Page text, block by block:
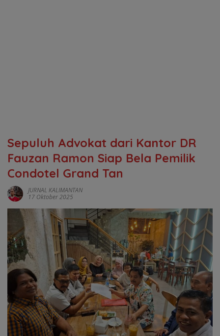
‎Sepuluh Advokat dari Kantor DR
Fauzan Ramon Siap Bela Pemilik
Condotel Grand Tan
JURNAL KALIMANTAN
17 Oktober 2025